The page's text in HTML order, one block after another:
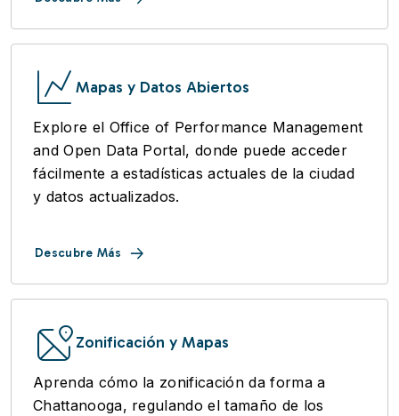
Mapas y Datos Abiertos
Explore el Office of Performance Management
and Open Data Portal, donde puede acceder
fácilmente a estadísticas actuales de la ciudad
y datos actualizados.
Descubre Más
Zonificación y Mapas
Aprenda cómo la zonificación da forma a
Chattanooga, regulando el tamaño de los